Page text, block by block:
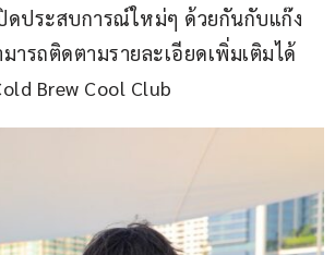
ดประสบการณ์ใหม่ๆ ด้วยกันกับแก๊ง
ารถติดตามรายละเอียดเพิ่มเติมได้
Brew Cool Club